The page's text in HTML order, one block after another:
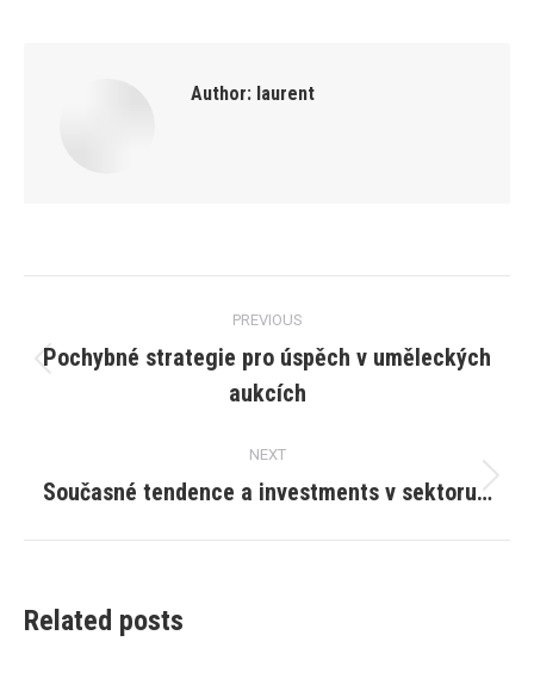
Author: laurent
navigation
PREVIOUS
Previous
post:
Pochybné strategie pro úspěch v uměleckých
aukcích
NEXT
Next
Současné tendence a investments v sektoru…
Related posts